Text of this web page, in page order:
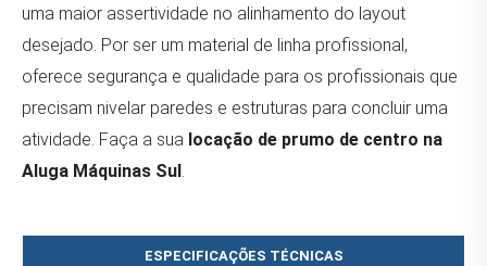
uma maior assertividade no alinhamento do layout
desejado. Por ser um material de linha profissional,
oferece segurança e qualidade para os profissionais que
precisam nivelar paredes e estruturas para concluir uma
atividade. Faça a sua locação de prumo de centro na
Aluga Máquinas Sul.
ESPECIFICAÇÕES TÉCNICAS